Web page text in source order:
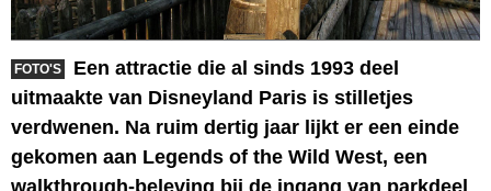
FOTO'S
Een attractie die al sinds 1993 deel
uitmaakte van Disneyland Paris is stilletjes
verdwenen. Na ruim dertig jaar lijkt er een einde
gekomen aan Legends of the Wild West, een
walkthrough-beleving bij de ingang van parkdeel